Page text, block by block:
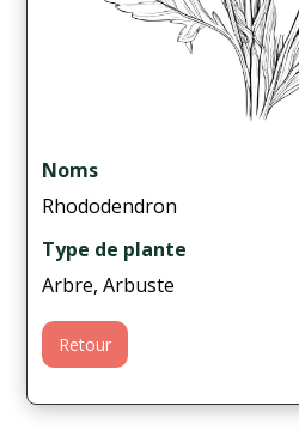
Noms
Rhododendron
Type de plante
Arbre, Arbuste
Retour